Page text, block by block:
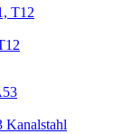
Kanalstahl